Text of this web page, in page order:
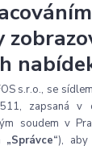
s.r.o., se
zapsaná v
soudem v
„Správce“), aby